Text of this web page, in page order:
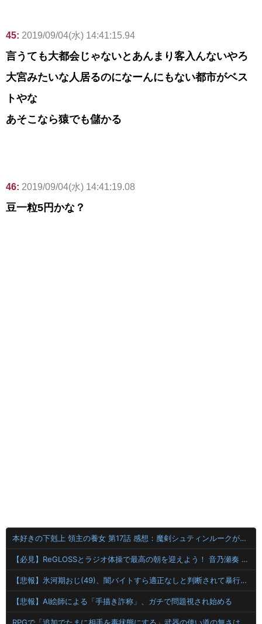
45: 2019/09/04(水) 14:41:15.94
言うても大都会じゃないとあんまり客入んないやろ
大宮みたいな人居るのになーんにもない都市がベス
トやな
あそこなら猿でも儲かる
46: 2019/09/04(水) 14:41:19.08
豆一粒5円かな？
本好きの下剋上 領主の養女 第17話 感想：魔剣シュティンルークが進化して喋る剣に！口うるさく怒ってくる！
【必見】ReGLOSSとラジオ体操で最高の朝を迎えよう！ 音乃瀬奏 一条莉々華 儒烏風亭らでん 轟はじめ
【悲報】氷河期おじ(49)、闇バイトすら適正なしと判断されて暴行される...
【悲報】AI絵師による「手描き詐称」、ガチで問題視され始める